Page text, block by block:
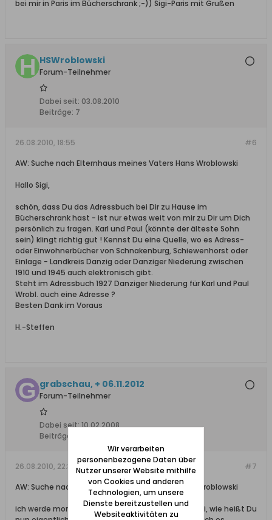
bei mir in Paris im Bücherschrank ;-)) Sigi-Paris mit Grußen
HSWroblowski
Forum-Teilnehmer
Dabei seit: 03.08.2010
Beiträge: 7
#6
26.08.2010, 18:55
AW: Suche nach Elternhaus meines Vaters Hans Wroblowski
Hallo Sigi,
schön, dass Du das Adressbuch bei Dir zu Hause im
Bücherschrank hast - ist nur etwas weit von mir zu Dir um Dich
persönlich zu fragen. Karl und Paul (könnte der älteste Sohn
sein) klingt richtig gut ! Kennst Du eine Quelle, wo es Adress-
oder Einwohnerbücher von Schnakenburg, Schiewenhorst oder
Einlage - Landkreis Danzig oder Danziger Niederung zwischen
1910 und 1945 auch elektronisch gibt.
Steht im Adressbuch 1927 Danziger Niederung für Karl und Paul
Wrobl. auch eine Adresse ?
Besten Dank im Voraus
H.-Steffen
grabschau, + 06.11.2012
Forum-Teilnehmer
Dabei seit:10.02.2008
Beiträge:
#7
26.08.2010, 22:34
AW: Suche nach Elternhaus meines Vaters Hans Wroblowski
ich werde morgen danach schauen H-Steffen! mei, wie heißt Du
Wir verarbeiten
personenbezogene Daten über
Nutzer unserer Website mithilfe
von Cookies und anderen
Technologien, um unsere
Dienste bereitzustellen und
Websiteaktivitäten zu